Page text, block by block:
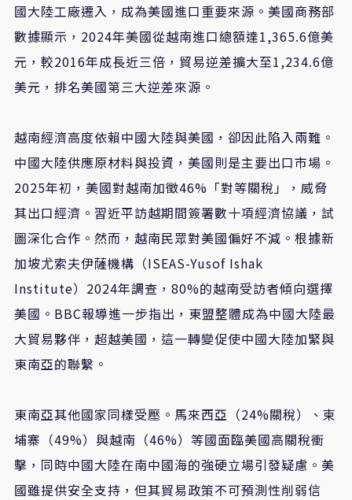
國大陸工廠遷入，成為美國進口重要來源。美國商務部
數據顯示，2024年美國從越南進口總額達1,365.6億美
元，較2016年成長近三倍，貿易逆差擴大至1,234.6億
美元，排名美國第三大逆差來源。
越南經濟高度依賴中國大陸與美國，卻因此陷入兩難。
中國大陸供應原材料與投資，美國則是主要出口市場。
2025年初，美國對越南加徵46%「對等關稅」，威脅
其出口經濟。習近平訪越期間簽署數十項經濟協議，試
圖深化合作。然而，越南民眾對美國偏好不減。根據新
加坡尤索夫伊薩機構（ISEAS-Yusof Ishak
Institute）2024年調查，80%的越南受訪者傾向選擇
美國。BBC報導進一步指出，東盟整體成為中國大陸最
大貿易夥伴，超越美國，這一轉變促使中國大陸加緊與
東南亞的聯繫。
東南亞其他國家同樣受壓。馬來西亞（24%關稅）、柬
埔寨（49%）與越南（46%）等國面臨美國高關稅衝
擊，同時中國大陸在南中國海的強硬立場引發疑慮。美
國雖提供安全支持，但其貿易政策不可預測性削弱信